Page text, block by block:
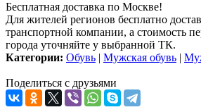
Бесплатная доставка по Москве!
Для жителей регионов бесплатно
транспортной компании, а стоимость
города уточняйте у выбранной ТК.
Категории: Обувь | Мужская обувь |
Поделиться с друзьями